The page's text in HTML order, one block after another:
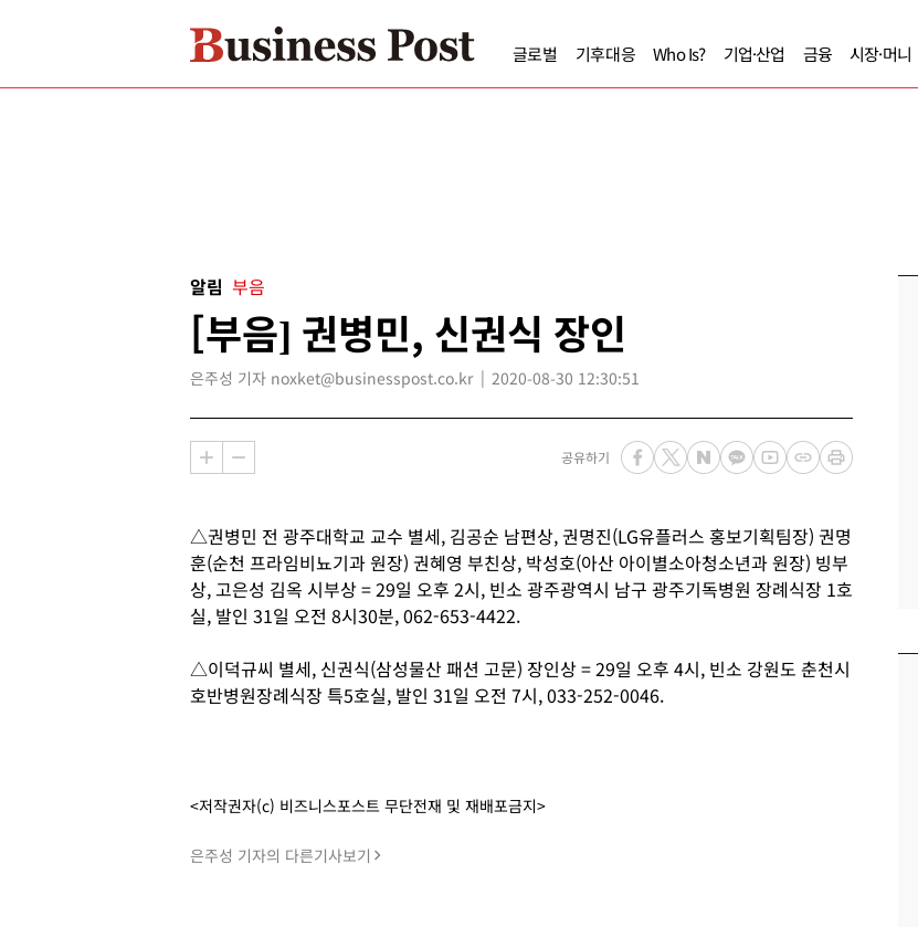
글로벌 기후대응 Who Is? 기업·산업 금융 시장·머니
알림 부음
[부음] 권병민, 신권식 장인
은주성 기자 noxket@businesspost.co.kr 2020-08-30 12:30:51
공유하기
△권병민 전 광주대학교 교수 별세, 김공순 남편상, 권명진(LG유플러스 홍보기획팀장) 권명
훈(순천 프라임비뇨기과 원장) 권혜영 부친상, 박성호(아산 아이별소아청소년과 원장) 빙부
상, 고은성 김옥 시부상 = 29일 오후 2시, 빈소 광주광역시 남구 광주기독병원 장례식장 1호
실, 발인 31일 오전 8시30분, 062-653-4422.
△이덕규씨 별세, 신권식(삼성물산 패션 고문) 장인상 = 29일 오후 4시, 빈소 강원도 춘천시
호반병원장례식장 특5호실, 발인 31일 오전 7시, 033-252-0046.
<저작권자(c) 비즈니스포스트 무단전재 및 재배포금지>
은주성 기자의 다른기사보기